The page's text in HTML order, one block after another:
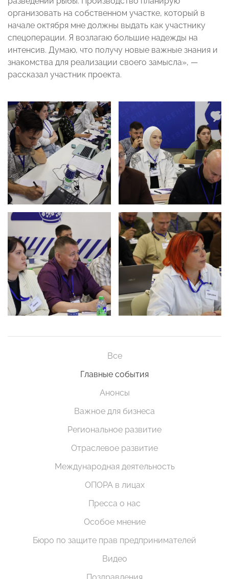
организовать на собственном участке, который в
начале октября мне должны выдать как участнику
спецоперации. Я возлагаю большие надежды на
интенсив. Думаю, что получу новые важные знания и
знакомства для реализации своего замысла», —
рассказал участник проекта.
Все
Главные события
Анонсы
Важное для бизнеса
Региональное развитие
Отраслевое развитие
Международная деятельность
ОПОРА в лицах
Пресса о нас
Особое мнение
Бюро по защите прав предпринимателей
Видео
Поздравления